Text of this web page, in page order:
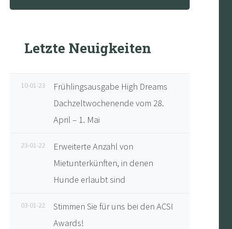
Letzte Neuigkeiten
10-01-23
Frühlingsausgabe High Dreams
Dachzeltwochenende vom 28.
April – 1. Mai
23-01-22
Erweiterte Anzahl von
Mietunterkünften, in denen
Hunde erlaubt sind
03-01-22
Stimmen Sie für uns bei den ACSI
Awards!
11, 12, 13 - Cars under the Stars (Landrover only